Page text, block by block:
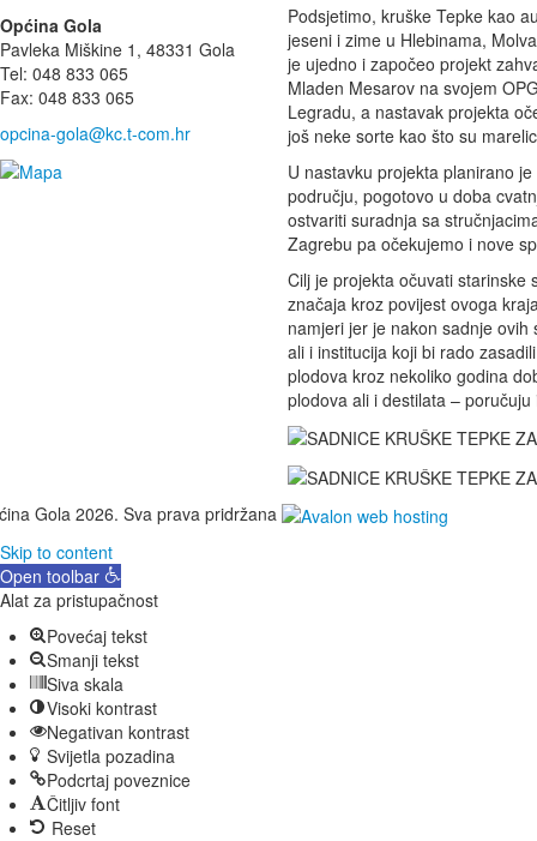
Općina Gola
Pavleka Miškine 1, 48331 Gola
Tel: 048 833 065
Fax: 048 833 065
opcina-gola@kc.t-com.hr
Podsjetimo, kruške Tepke kao
jeseni i zime u Hlebinama,
je ujedno i započeo projekt
Mladen Mesarov na svojem
Legradu, a nastavak projekta
još neke sorte kao što su
U nastavku projekta planirano
području, pogotovo u doba
ostvariti suradnja sa
Zagrebu pa očekujemo i nove
Cilj je projekta očuvati starinske
značaja kroz povijest ovoga
namjeri jer je nakon sadnje
ali i institucija koji bi rado
plodova kroz nekoliko godina
plodova ali i destilata –
Gola 2026. Sva prava pridržana
Skip to content
Open toolbar
Alat za pristupačnost
Povećaj tekst
Smanji tekst
Siva skala
Visoki kontrast
Negativan kontrast
Svijetla pozadina
Podcrtaj poveznice
Čitljiv font
Reset